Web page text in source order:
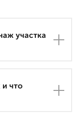
участка
что